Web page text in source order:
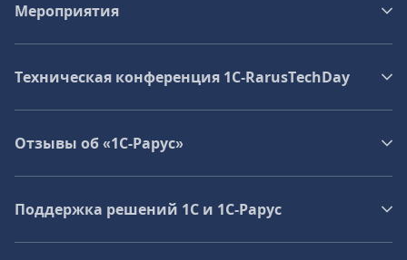
Мероприятия
Техническая конференция 1C‑RarusTechDay
Отзывы об «1С-Рарус»
Поддержка решений 1С и 1С‑Рарус